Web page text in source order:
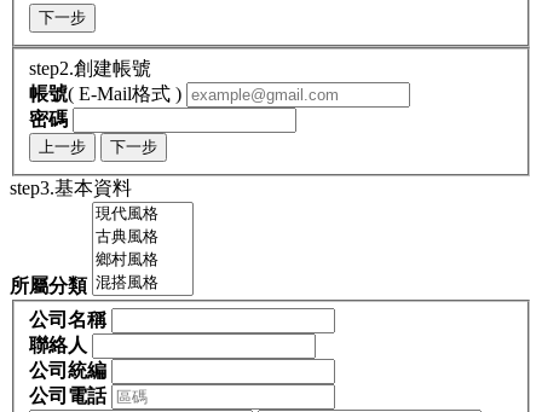
下一步
step2.創建帳號
帳號( E-Mail格式 )
密碼
上一步 下一步
step3.基本資料
所屬分類
公司名稱
聯絡人
公司統編
公司電話